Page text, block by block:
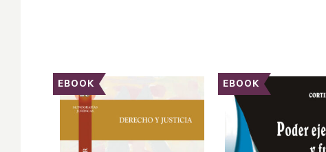
EBOOK EBOOK